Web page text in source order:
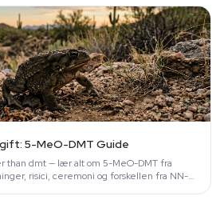
5-MeO-DMT Guide
than dmt — lær alt om 5-MeO-DMT fra
risici, ceremoni og forskellen fra NN-